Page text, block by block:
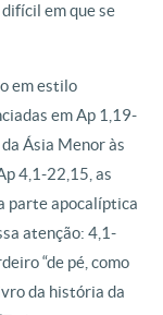
em que se
em estilo
em Ap 1,19-
Ásia Menor às
4,1-22,15, as
parte apocalíptica
atenção: 4,1-
“de pé, como
da história da